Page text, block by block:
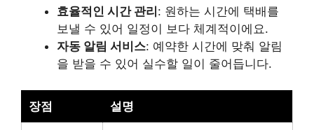
효율적인 시간 관리: 원하는 시간에 택배를
보낼 수 있어 일정이 보다 체계적이에요.
자동 알림 서비스: 예약한 시간에 맞춰 알림
을 받을 수 있어 실수할 일이 줄어듭니다.
장점 설명